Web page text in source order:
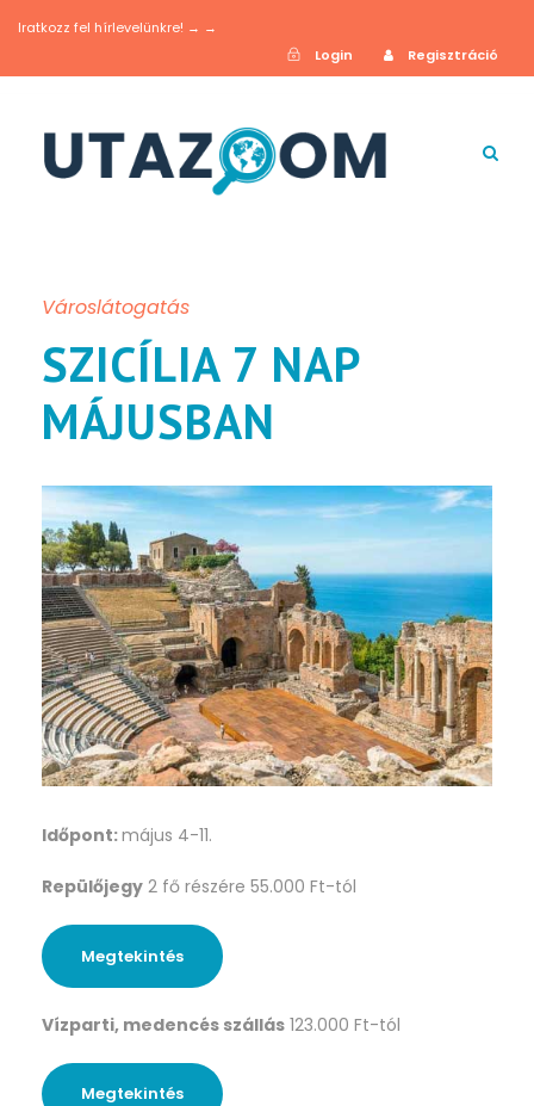
Iratkozz fel hírlevelünkre! → →
Login
Regisztráció
Városlátogatás
SZICÍLIA 7 NAP
MÁJUSBAN
Időpont:május 4-11.
Repülőjegy 2 fő részére 55.000 Ft-tól
Megtekintés
Vízparti, medencés szállás 123.000 Ft-tól
Megtekintés